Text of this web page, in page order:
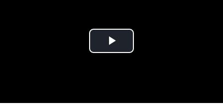
Play